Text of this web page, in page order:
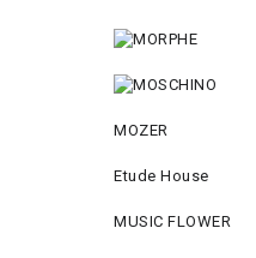
MOZER
Etude House
MUSIC FLOWER